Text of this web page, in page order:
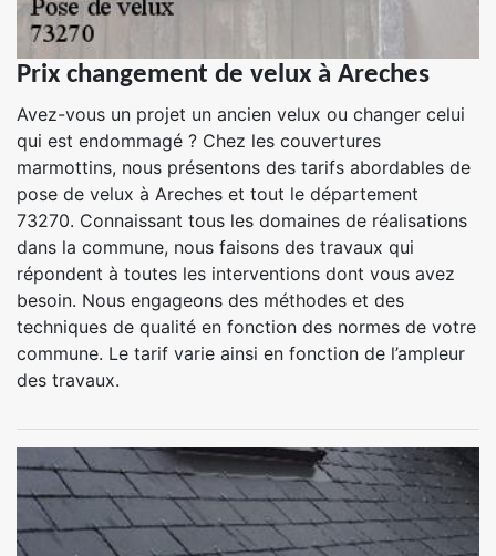
Prix changement de velux à Areches
Avez-vous un projet un ancien velux ou changer celui
qui est endommagé ? Chez les couvertures
marmottins, nous présentons des tarifs abordables de
pose de velux à Areches et tout le département
73270. Connaissant tous les domaines de réalisations
dans la commune, nous faisons des travaux qui
répondent à toutes les interventions dont vous avez
besoin. Nous engageons des méthodes et des
techniques de qualité en fonction des normes de votre
commune. Le tarif varie ainsi en fonction de l’ampleur
des travaux.